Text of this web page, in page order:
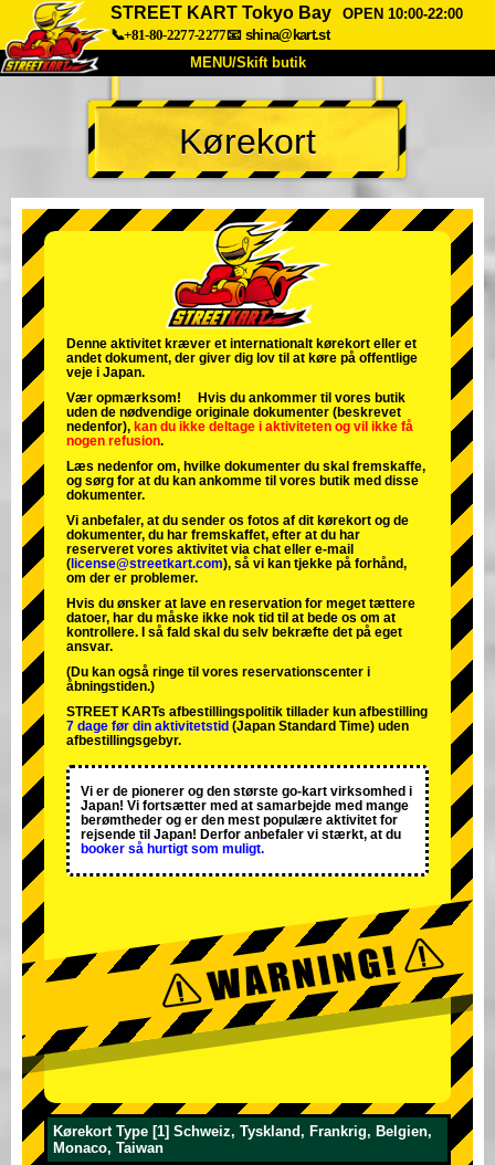
STREET KART Tokyo Bay
OPEN 10:00-22:00
📞+81-80-2277-2277📧 shina@kart.st
MENU/Skift butik
TOP
Om Specifikationer Pris
Virksomhed Booking
Skift butik
Tokyo Shinagawa
Tokyo Akihabara#2
Tokyo Shibuya Annex Tokyo Bay
Tokyo Asakusa Osaka
Okinawa
Kørekort
Denne aktivitet kræver et internationalt kørekort eller et
andet dokument, der giver dig lov til at køre på offentlige
veje i Japan.
Vær opmærksom! Hvis du ankommer til vores butik
uden de nødvendige originale dokumenter (beskrevet
nedenfor), kan du ikke deltage i aktiviteten og vil ikke få
nogen refusion.
Læs nedenfor om, hvilke dokumenter du skal fremskaffe,
og sørg for at du kan ankomme til vores butik med disse
dokumenter.
Vi anbefaler, at du sender os fotos af dit kørekort og de
dokumenter, du har fremskaffet, efter at du har
reserveret vores aktivitet via chat eller e-mail
( license@streetkart.com), så vi kan tjekke på forhånd,
om der er problemer.
Hvis du ønsker at lave en reservation for meget tættere
datoer, har du måske ikke nok tid til at bede os om at
kontrollere. I så fald skal du selv bekræfte det på eget
ansvar.
(Du kan også ringe til vores reservationscenter i
åbningstiden.)
STREET KARTs afbestillingspolitik tillader kun afbestilling
7 dage før din aktivitetstid (Japan Standard Time) uden
afbestillingsgebyr.
Vi er de pionerer og den største go-kart virksomhed i
Japan! Vi fortsætter med at samarbejde med mange
berømtheder og er den mest populære aktivitet for
rejsende til Japan! Derfor anbefaler vi stærkt, at du
booker så hurtigt som muligt.
Kørekort Type [1] Schweiz, Tyskland, Frankrig, Belgien,
Monaco, Taiwan